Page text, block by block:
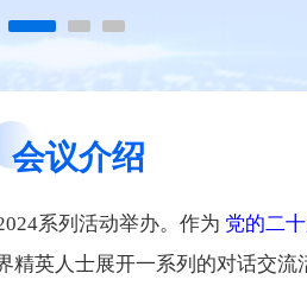
会议介绍
系列活动举办。作为 党的二
英人士展开一系列的对话交